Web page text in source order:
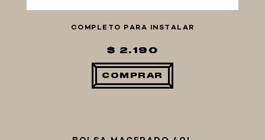
COMPLETO PARA INSTALAR
$ 2.190
COMPRAR